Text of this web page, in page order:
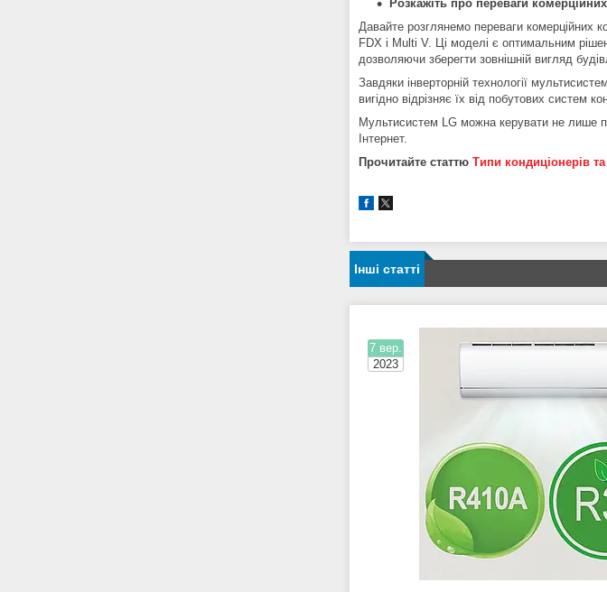
Розкажіть про переваги
Давайте розглянемо переваги комерційних
FDX і Multi V. Ці моделі є оптимальним
дозволяючи зберегти зовнішній вигляд
Завдяки інверторній технології
вигідно відрізняє їх від побутових систем
Мультисистем LG можна керувати не лише
Інтернет.
Прочитайте статтю Типи кондиціонерів та
Інші статті
7 вер.
2023